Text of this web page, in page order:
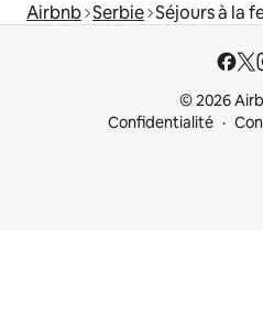
Airbnb Serbie Séjours à la
© 2026
Confidentialité